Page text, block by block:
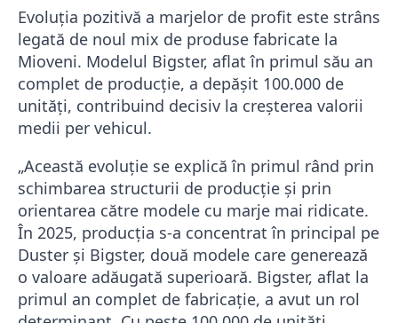
Evoluția pozitivă a marjelor de profit este strâns
legată de noul mix de produse fabricate la
Mioveni. Modelul Bigster, aflat în primul său an
complet de producție, a depășit 100.000 de
unități, contribuind decisiv la creșterea valorii
medii per vehicul.
„Această evoluție se explică în primul rând prin
schimbarea structurii de producție și prin
orientarea către modele cu marje mai ridicate.
În 2025, producția s-a concentrat în principal pe
Duster și Bigster, două modele care generează
o valoare adăugată superioară. Bigster, aflat la
primul an complet de fabricație, a avut un rol